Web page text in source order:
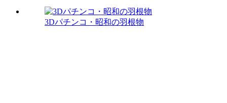
3Dパチンコ・昭和の羽根物